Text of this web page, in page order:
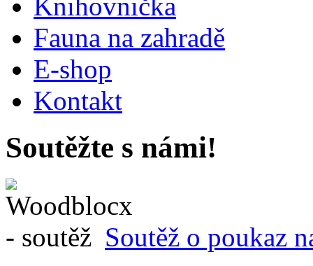
Knihovnička
Fauna na zahradě
E-shop
Kontakt
Soutěžte s námi!
Soutěž o poukaz